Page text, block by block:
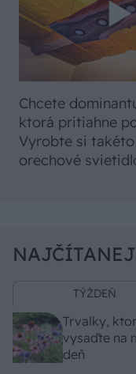
Chcete
ktorá pritiahne
Vyrobte si
orechové
TÝŽDEŇ
Trvalky,
vysaďte na
deň